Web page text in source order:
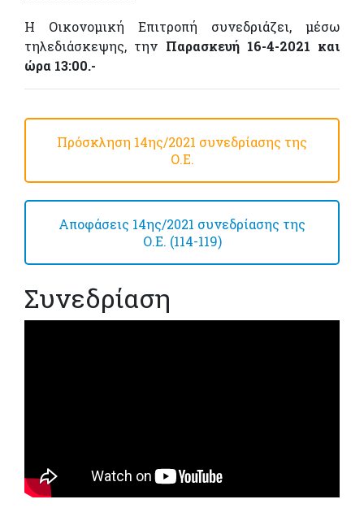
Η Οικονομική Επιτροπή συνεδριάζει, μέσω
τηλεδιάσκεψης, την Παρασκευή 16-4-2021 και
ώρα 13:00.-
Πρόσκληση 14ης/2021 συνεδρίασης της
Ο.Ε.
Αποφάσεις 14ης/2021 συνεδρίασης της
Ο.Ε. (114-119)
Συνεδρίαση